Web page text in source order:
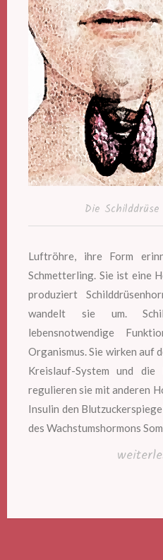
Die Schilddrüse
Luftröhre, ihre Form
Schmetterling. Sie ist eine
produziert
wandelt sie um.
lebensnotwendige
Organismus. Sie wirken auf
Kreislauf-System und die
regulieren sie mit anderen
Insulin den
des Wachstumshormons
„Der